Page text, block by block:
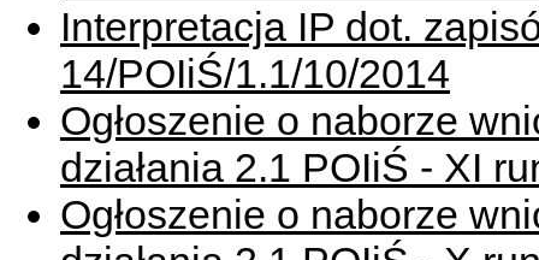
Interpretacja IP dot.
14/POIiŚ/1.1/10/2014
Ogłoszenie o naborze
działania 2.1 POIiŚ - XI
Ogłoszenie o naborze